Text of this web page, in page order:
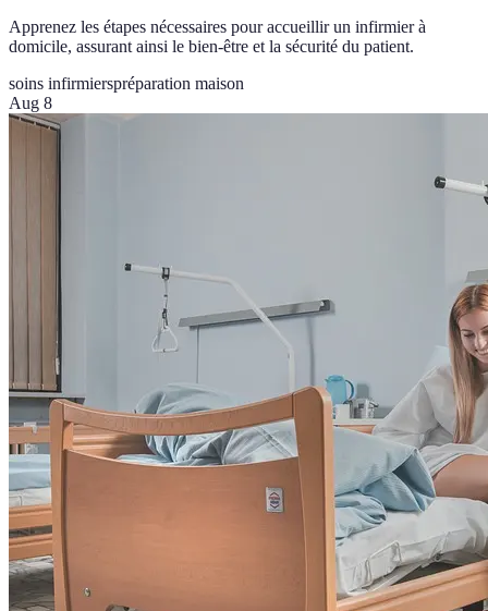
Apprenez les étapes nécessaires pour accueillir un infirmier à
domicile, assurant ainsi le bien-être et la sécurité du patient.
soins infirmierspréparation maison
Aug 8